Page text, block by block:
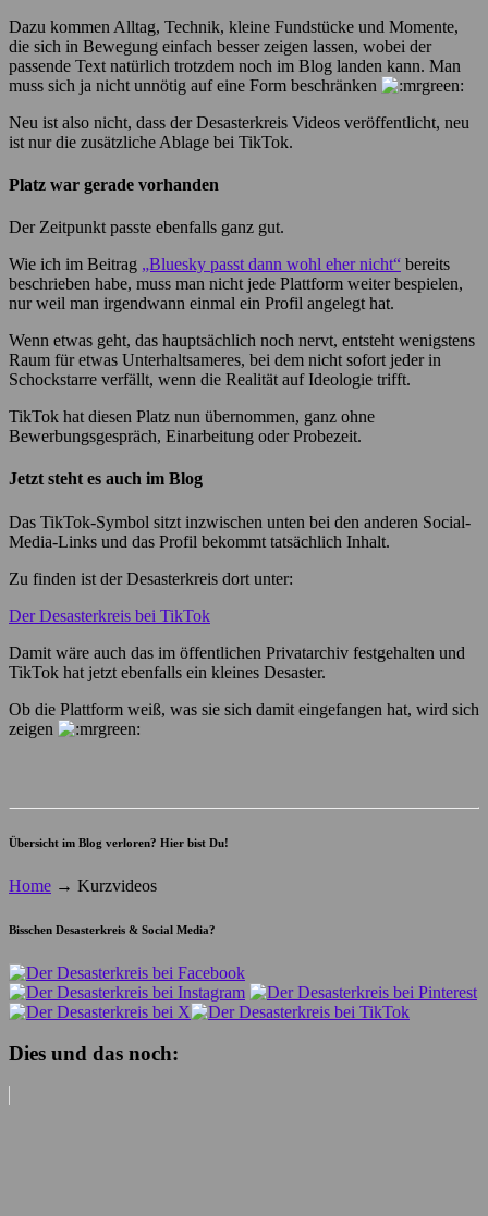
Dazu kommen Alltag, Technik, kleine Fundstücke und Momente,
die sich in Bewegung einfach besser zeigen lassen, wobei der
passende Text natürlich trotzdem noch im Blog landen kann. Man
muss sich ja nicht unnötig auf eine Form beschränken
Neu ist also nicht, dass der Desasterkreis Videos veröffentlicht, neu
ist nur die zusätzliche Ablage bei TikTok.
Platz war gerade vorhanden
Der Zeitpunkt passte ebenfalls ganz gut.
Wie ich im Beitrag „Bluesky passt dann wohl eher nicht“ bereits
beschrieben habe, muss man nicht jede Plattform weiter bespielen,
nur weil man irgendwann einmal ein Profil angelegt hat.
Wenn etwas geht, das hauptsächlich noch nervt, entsteht wenigstens
Raum für etwas Unterhaltsameres, bei dem nicht sofort jeder in
Schockstarre verfällt, wenn die Realität auf Ideologie trifft.
TikTok hat diesen Platz nun übernommen, ganz ohne
Bewerbungsgespräch, Einarbeitung oder Probezeit.
Jetzt steht es auch im Blog
Das TikTok-Symbol sitzt inzwischen unten bei den anderen Social-
Media-Links und das Profil bekommt tatsächlich Inhalt.
Zu finden ist der Desasterkreis dort unter:
Der Desasterkreis bei TikTok
Damit wäre auch das im öffentlichen Privatarchiv festgehalten und
TikTok hat jetzt ebenfalls ein kleines Desaster.
Ob die Plattform weiß, was sie sich damit eingefangen hat, wird sich
zeigen
Übersicht im Blog verloren? Hier bist Du!
Home → Kurzvideos
Bisschen Desasterkreis & Social Media?
Dies und das noch: